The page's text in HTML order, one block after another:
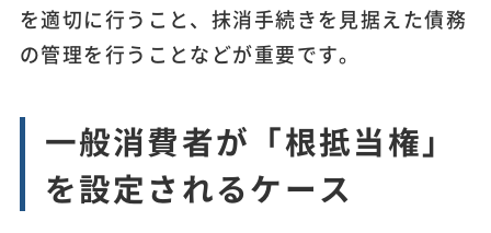
を適切に行うこと、抹消手続きを見据えた債務
の管理を行うことなどが重要です。
一般消費者が「根抵当権」
を設定されるケース